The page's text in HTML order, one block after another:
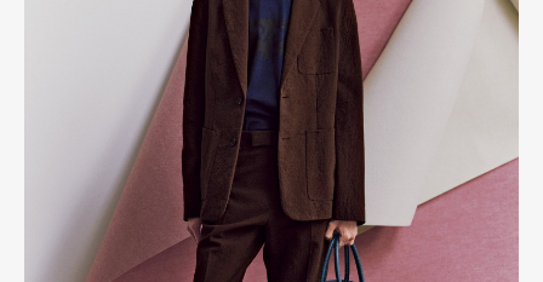
Product Culture Lifestyle
Pen Membership
Magazine
Official Columnist
About
Contact